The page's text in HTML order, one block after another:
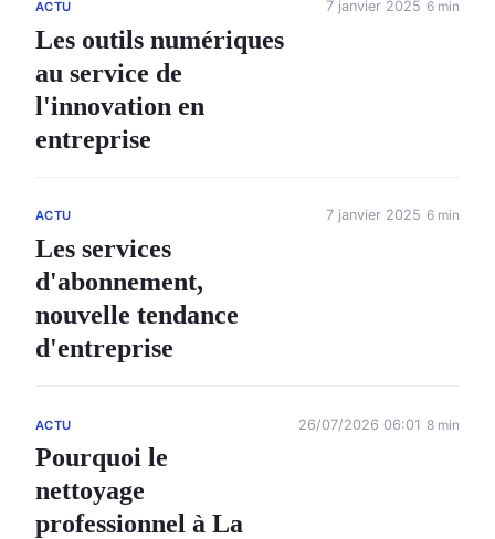
ACTU
Les outils numériques
au service de
l'innovation en
entreprise
7 janvier 2025 6 min
ACTU
Les services
d'abonnement,
nouvelle tendance
d'entreprise
7 janvier 2025 6 min
ACTU
Pourquoi le
nettoyage
professionnel à La
26/07/2026 06:01 8 min